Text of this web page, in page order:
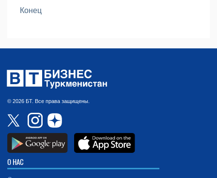
Конец
© 2026 БТ. Все права защищены.
О НАС